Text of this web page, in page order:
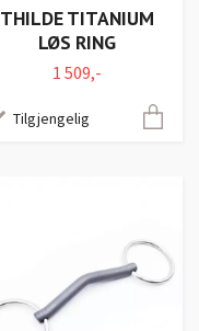
THILDE TITANIUM
LØS RING
1 509,-
Tilgjengelig